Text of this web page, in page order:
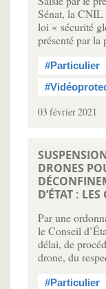
Sénat, la CNIL
loi « sécurité
présenté par
#Particulier
03 février 2021
DRONES
D’ÉTAT :
Par une
le Conseil
délai, de
drone, du
#Particulier